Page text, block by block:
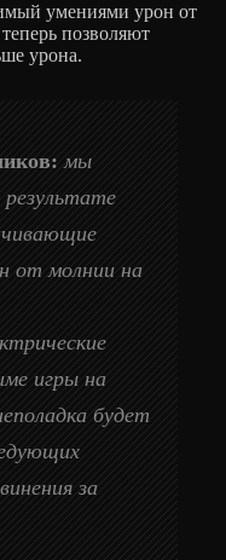
умениями урон от
позволяют
урона.
мы
от молнии на
игры на
будет
за